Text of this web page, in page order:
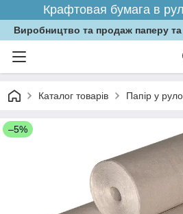
Крафтовая бумага в
Виробництво та продаж паперу та
Каталог товарів Папір у
–5%